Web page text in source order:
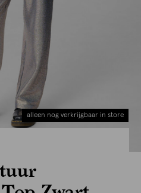
alleen nog verkrijgbaar in store